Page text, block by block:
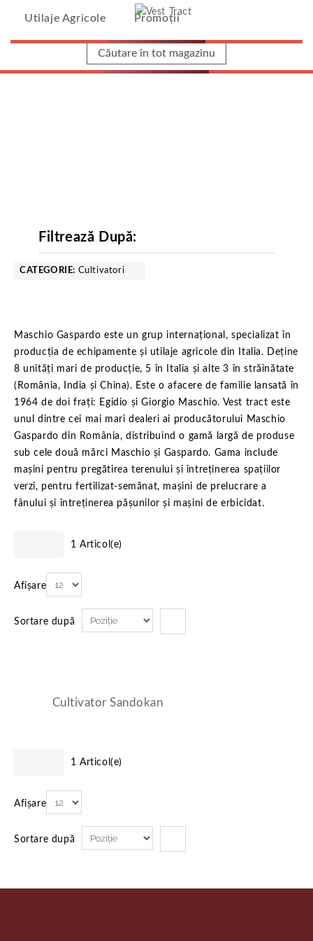
Utilaje Agricole Promoții
Filtrează După:
CATEGORIE: Cultivatori
Maschio Gaspardo este un grup internațional, specializat în
producția de echipamente și utilaje agricole din Italia. Deține
8 unităţi mari de producţie, 5 în Italia şi alte 3 în străinătate
(România, India şi China). Este o afacere de familie lansată în
1964 de doi frați: Egidio și Giorgio Maschio. Vest tract este
unul dintre cei mai mari dealeri ai producătorului Maschio
Gaspardo din România, distribuind o gamă largă de produse
sub cele două mărci Maschio și Gaspardo. Gama include
mașini pentru pregătirea terenului și întreținerea spațiilor
verzi, pentru fertilizat-semănat, mașini de prelucrare a
fânului și întreținerea pășunilor și mașini de erbicidat.
1 Articol(e)
Afișare
Sortare după
Cultivator Sandokan
1 Articol(e)
Afișare
Sortare după